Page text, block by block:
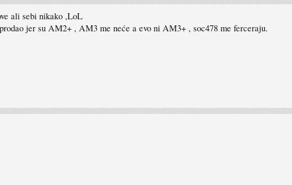
ali sebi nikako ,LoL
jer su AM2+ , AM3 me neće a evo ni AM3+ , soc478 me ferceraju.